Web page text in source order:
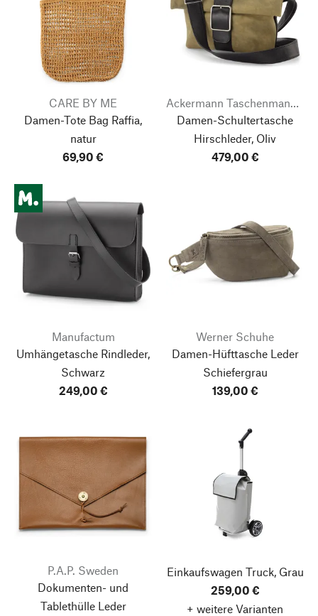
CARE BY ME
Damen-Tote Bag Raffia,
natur
69,90 €
Ackermann Taschenmanufaktur
Damen-Schultertasche
Hirschleder, Oliv
479,00 €
Manufactum
Umhängetasche Rindleder,
Schwarz
249,00 €
Werner Schuhe
Damen-Hüfttasche Leder
Schiefergrau
139,00 €
P.A.P. Sweden
Dokumenten- und
Tablethülle Leder
Einkaufswagen Truck, Grau
259,00 €
+ weitere Varianten